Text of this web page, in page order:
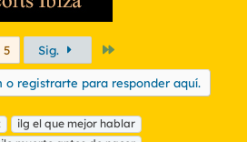
5 Sig.
o registrarte para responder aquí.
ilg el que mejor hablar